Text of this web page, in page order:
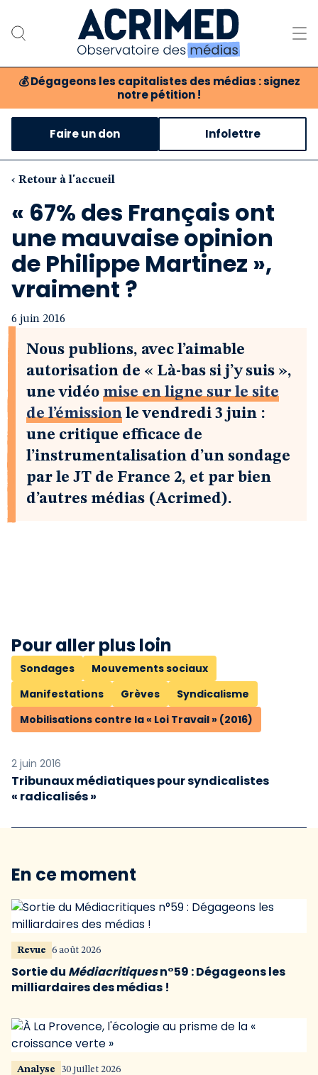
💰 Dégageons les capitalistes des médias : signez
notre pétition !
Notre association
Notre critique des médias
Nos propositions
Notre revue
Boutique
Faire un don Infolettre
‹ Retour à l'accueil
« 67% des Français ont
une mauvaise opinion
de Philippe Martinez »,
vraiment ?
6 juin 2016
Nous publions, avec l’aimable
autorisation de « Là-bas si j’y suis »,
une vidéo mise en ligne sur le site
de l’émission le vendredi 3 juin :
une critique efficace de
l’instrumentalisation d’un sondage
par le JT de France 2, et par bien
d’autres médias (Acrimed).
Pour aller plus loin
Sondages
Mouvements sociaux
Manifestations
Grèves
Syndicalisme
Mobilisations contre la « Loi Travail » (2016)
2 juin 2016
Tribunaux médiatiques pour syndicalistes
« radicalisés »
En ce moment
Revue 6 août 2026
Sortie du Médiacritiquesn°59 : Dégageons les
milliardaires des médias !
Analyse 30 juillet 2026